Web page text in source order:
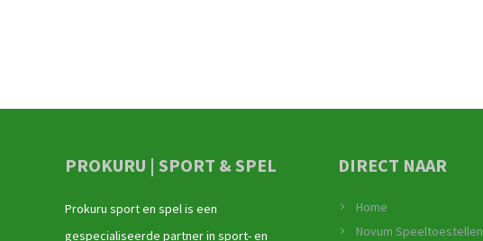
PROKURU | SPORT & SPEL
Prokuru sport en spel is een
gespecialiseerde partner in sport- en
DIRECT NAAR
Home
Novum Speeltoestellen